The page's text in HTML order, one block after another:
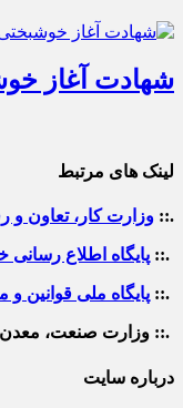
شهادت آغاز
لینک های مرتبط
.:: وزارت کار، تعاون و
.:: پایگاه اطلاع
.:: پایگاه ملی قوانین
.:: وزارت صنعت،
درباره سایت